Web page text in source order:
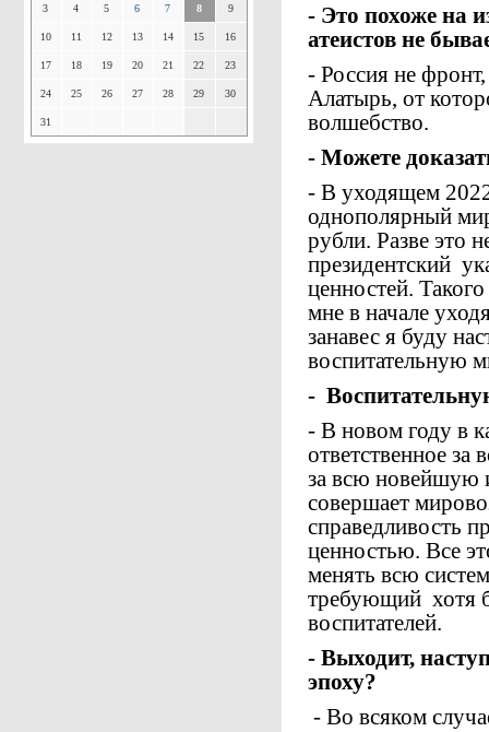
3 4 5 6 7 8 9
10 11 12 13 14 15 16
17 18 19 20 21 22 23
24 25 26 27 28 29 30
31
- Это похоже на
атеистов не
- Россия не
Алатырь, от
волшебство.
- Можете
- В уходящем
однополярный
рубли. Разве это
президентский
ценностей.
мне в начале
занавес я буду
воспитательную
-
- В новом году в
ответственное
за всю новейшую
совершает
справедливость
ценностью. Все
менять всю
требующий хотя
воспитателей.
- Выходит,
эпоху?
- Во всяком